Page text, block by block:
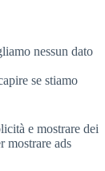
nessun dato
se stiamo
e mostrare dei
mostrare ads